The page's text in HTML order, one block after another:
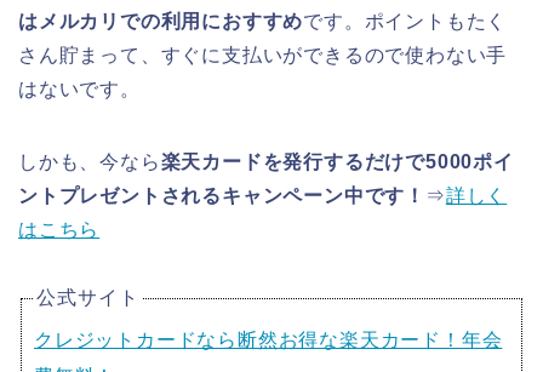
はメルカリでの利用におすすめです。ポイントもたく
さん貯まって、すぐに支払いができるので使わない手
はないです。
しかも、今なら楽天カードを発行するだけで5000ポイ
ントプレゼントされるキャンペーン中です！ ⇒詳しく
はこちら
公式サイト
クレジットカードなら断然お得な楽天カード！年会